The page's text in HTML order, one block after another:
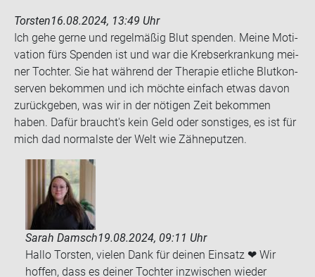
Torsten16.08.2024, 13:49 Uhr
Ich gehe gerne und re­gel­mä­ßig Blut spen­den. Meine Mo­ti­
va­ti­on fürs Spen­den ist und war die Krebs­er­kran­kung mei­
ner Toch­ter. Sie hat wäh­rend der The­ra­pie et­li­che Blut­kon­
ser­ven be­kom­men und ich möch­te ein­fach etwas davon
zu­rück­ge­ben, was wir in der nö­ti­gen Zeit be­kom­men
haben. Dafür braucht's kein Geld oder sons­ti­ges, es ist für
mich dad nor­mals­te der Welt wie Zäh­ne­put­zen.
Sarah Damsch19.08.2024, 09:11 Uhr
Hallo Torsten, vielen Dank für deinen Einsatz ❤ Wir
hoffen, dass es deiner Tochter inzwischen wieder